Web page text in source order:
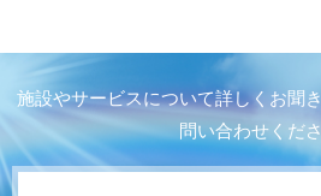
施設やサービスについて詳しくお聞
問い合わせくだ